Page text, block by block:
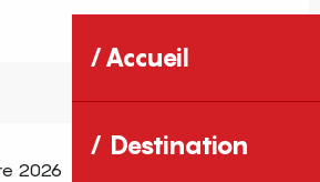
Accueil
Destination
2026